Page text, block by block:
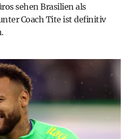
sehen Brasilien als
Coach Tite ist definitiv